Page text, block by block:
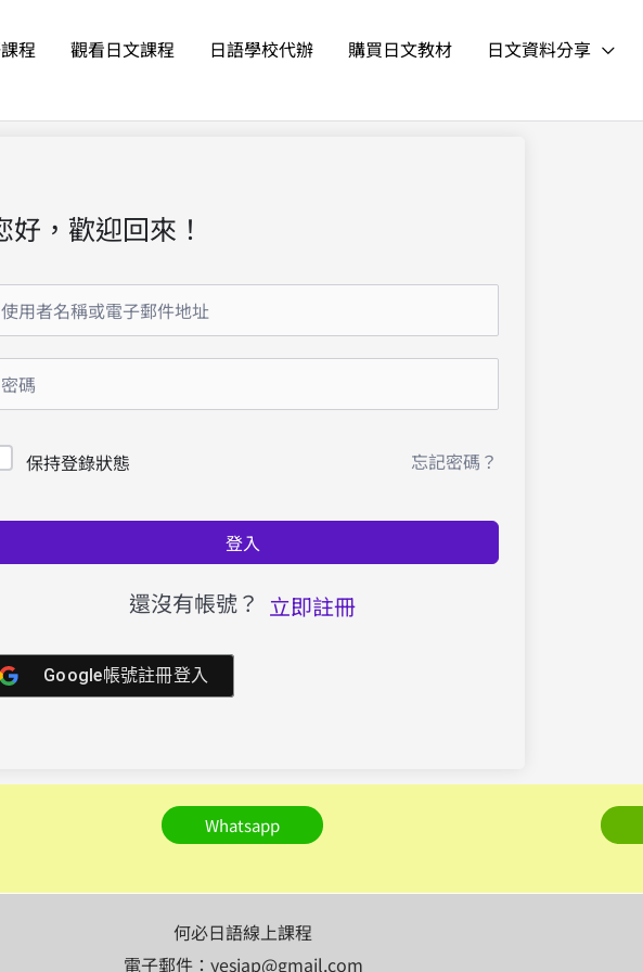
程 觀看日文課程 日語學校代辦 購買日文教材
日文資料分享
好，歡迎回來！
保持登錄狀態 忘記密碼？
登入
還沒有帳號？ 立即註冊
Google帳號註冊登入
Whatsapp
何必日語線上課程
電子郵件：yesjap@gmail.com